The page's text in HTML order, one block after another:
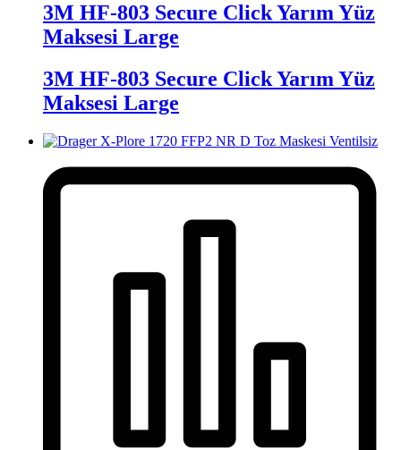
3M HF-803 Secure Click Yarım Yüz
Maksesi Large
3M HF-803 Secure Click Yarım Yüz
Maksesi Large